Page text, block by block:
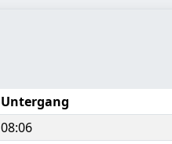
Untergang
08:06